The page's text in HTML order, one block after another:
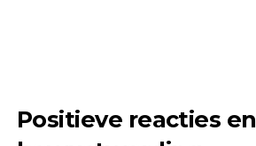
Positieve reacties en